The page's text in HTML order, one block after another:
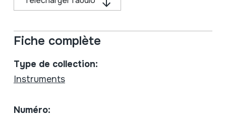
Fiche complète
Type de collection:
Instruments
Numéro: